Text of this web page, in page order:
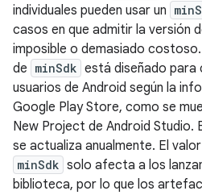
individuales pueden usar un
casos en que admitir la versión
imposible o demasiado
de minSdk está diseñado para
usuarios de Android según la
Google Play Store, como se
New Project de Android Studio.
se actualiza anualmente. El
minSdk solo afecta a los
biblioteca, por lo que los